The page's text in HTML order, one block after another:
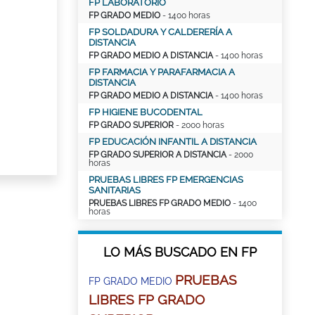
FP LABORATORIO
FP GRADO MEDIO - 1400 horas
FP SOLDADURA Y CALDERERÍA A
DISTANCIA
FP GRADO MEDIO A DISTANCIA- 1400 horas
FP FARMACIA Y PARAFARMACIA A
DISTANCIA
FP GRADO MEDIO A DISTANCIA- 1400 horas
FP HIGIENE BUCODENTAL
FP GRADO SUPERIOR - 2000 horas
FP EDUCACIÓN INFANTIL A DISTANCIA
FP GRADO SUPERIOR A DISTANCIA- 2000
horas
PRUEBAS LIBRES FP EMERGENCIAS
SANITARIAS
PRUEBAS LIBRES FP GRADO MEDIO - 1400
horas
LO MÁS BUSCADO EN FP
FP GRADO MEDIO PRUEBAS
LIBRES FP GRADO